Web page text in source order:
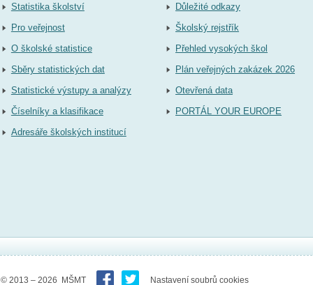
Statistika školství
Pro veřejnost
O školské statistice
Sběry statistických dat
Statistické výstupy a analýzy
Číselníky a klasifikace
Adresáře školských institucí
Důležité odkazy
Školský rejstřík
Přehled vysokých škol
Plán veřejných zakázek 2026
Otevřená data
PORTÁL YOUR EUROPE
© 2013 – 2026 MŠMT Nastavení soubrů cookies